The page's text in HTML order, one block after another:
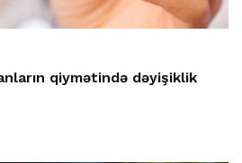
qiymətində dəyişiklik